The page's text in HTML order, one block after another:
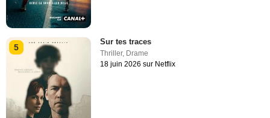
5
Sur tes traces
Thriller, Drame
18 juin 2026 sur Netflix